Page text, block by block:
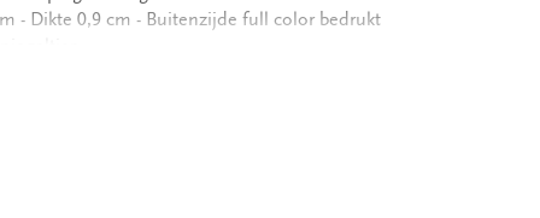
- Dikte 0,9 cm - Buitenzijde full color bedrukt